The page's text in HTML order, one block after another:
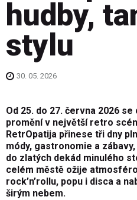
hudby,
stylu
30. 05. 2026
Od 25. do 27. června 2026
promění v největší retro
RetrOpatija přinese tři dny
módy, gastronomie a
do zlatých dekád minulého
celém městě ožije
rock’n’rollu, popu i disca a
širým nebem.